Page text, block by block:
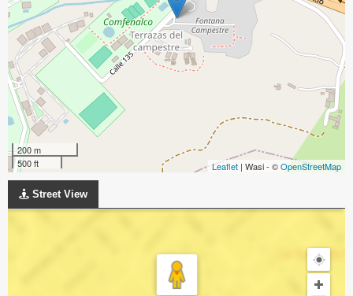
200 m
500 ft
Leaflet | Wasi - ©OpenStreetMap
Street View